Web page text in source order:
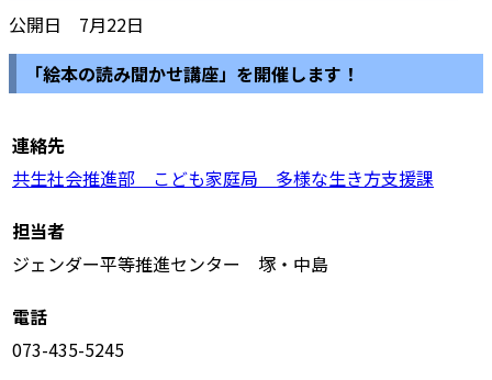
公開日 7月22日
「絵本の読み聞かせ講座」を開催します！
連絡先
共生社会推進部 こども家庭局 多様な生き方支援課
担当者
ジェンダー平等推進センター 塚・中島
電話
073-435-5245